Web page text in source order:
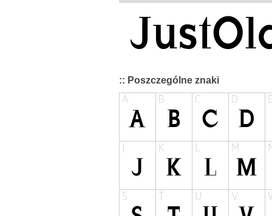
:: Poszczególne znaki